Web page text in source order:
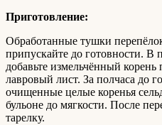
Приготовление:
Обработанные тушки
припускайте до готовности. В
добавьте измельчённый
лавровый лист. За полчаса до
очищенные целые коренья
бульоне до мягкости. После
тарелку.